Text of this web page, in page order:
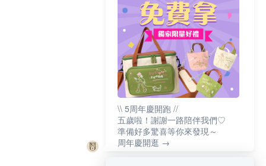
\\ 5周年慶開跑 //
五歲啦！謝謝一路陪伴我們♡
準備好多驚喜等你來發現～
周年慶開逛 →